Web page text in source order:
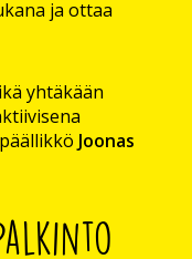
ja ottaa
yhtäkään
Joonas